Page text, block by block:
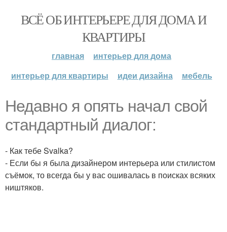
ВСЁ ОБ ИНТЕРЬЕРЕ ДЛЯ ДОМА И
КВАРТИРЫ
главная
интерьер для дома
интерьер для квартиры
идеи дизайна мебель
Недавно я опять начал свой
стандартный диалог:
- Как тебе Svalka?
- Если бы я была дизайнером интерьера или стилистом
съёмок, то всегда бы у вас ошивалась в поисках всяких
ништяков.